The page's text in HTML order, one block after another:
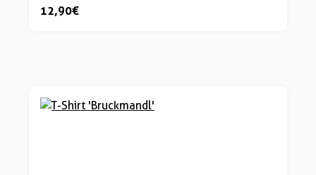
12,90 €